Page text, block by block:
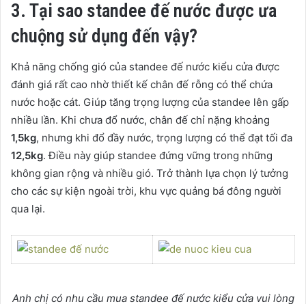
3. Tại sao standee đế nước được ưa
chuộng sử dụng đến vậy?
Khả năng chống gió của standee đế nước kiểu cửa được
đánh giá rất cao nhờ thiết kế chân đế rỗng có thể chứa
nước hoặc cát. Giúp tăng trọng lượng của standee lên gấp
nhiều lần. Khi chưa đổ nước, chân đế chỉ nặng khoảng
1,5kg, nhưng khi đổ đầy nước, trọng lượng có thể đạt tối đa
12,5kg. Điều này giúp standee đứng vững trong những
không gian rộng và nhiều gió. Trở thành lựa chọn lý tưởng
cho các sự kiện ngoài trời, khu vực quảng bá đông người
qua lại.
Anh chị có nhu cầu mua standee đế nước kiểu cửa vui lòng